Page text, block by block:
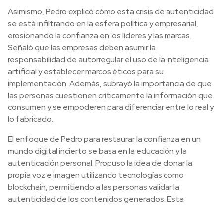
Asimismo, Pedro explicó cómo esta crisis de autenticidad
se está infiltrando en la esfera política y empresarial,
erosionando la confianza en los líderes y las marcas.
Señaló que las empresas deben asumir la
responsabilidad de autorregular el uso de la inteligencia
artificial y establecer marcos éticos para su
implementación. Además, subrayó la importancia de que
las personas cuestionen críticamente la información que
consumen y se empoderen para diferenciar entre lo real y
lo fabricado.
El enfoque de Pedro para restaurar la confianza en un
mundo digital incierto se basa en la educación y la
autenticación personal. Propuso la idea de clonar la
propia voz e imagen utilizando tecnologías como
blockchain, permitiendo a las personas validar la
autenticidad de los contenidos generados. Esta